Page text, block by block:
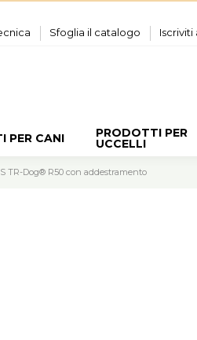
Sfoglia il catalogo
PER CANI PRODOTTI PER
UCCELLI
TR-Dog® R50 con addestramento